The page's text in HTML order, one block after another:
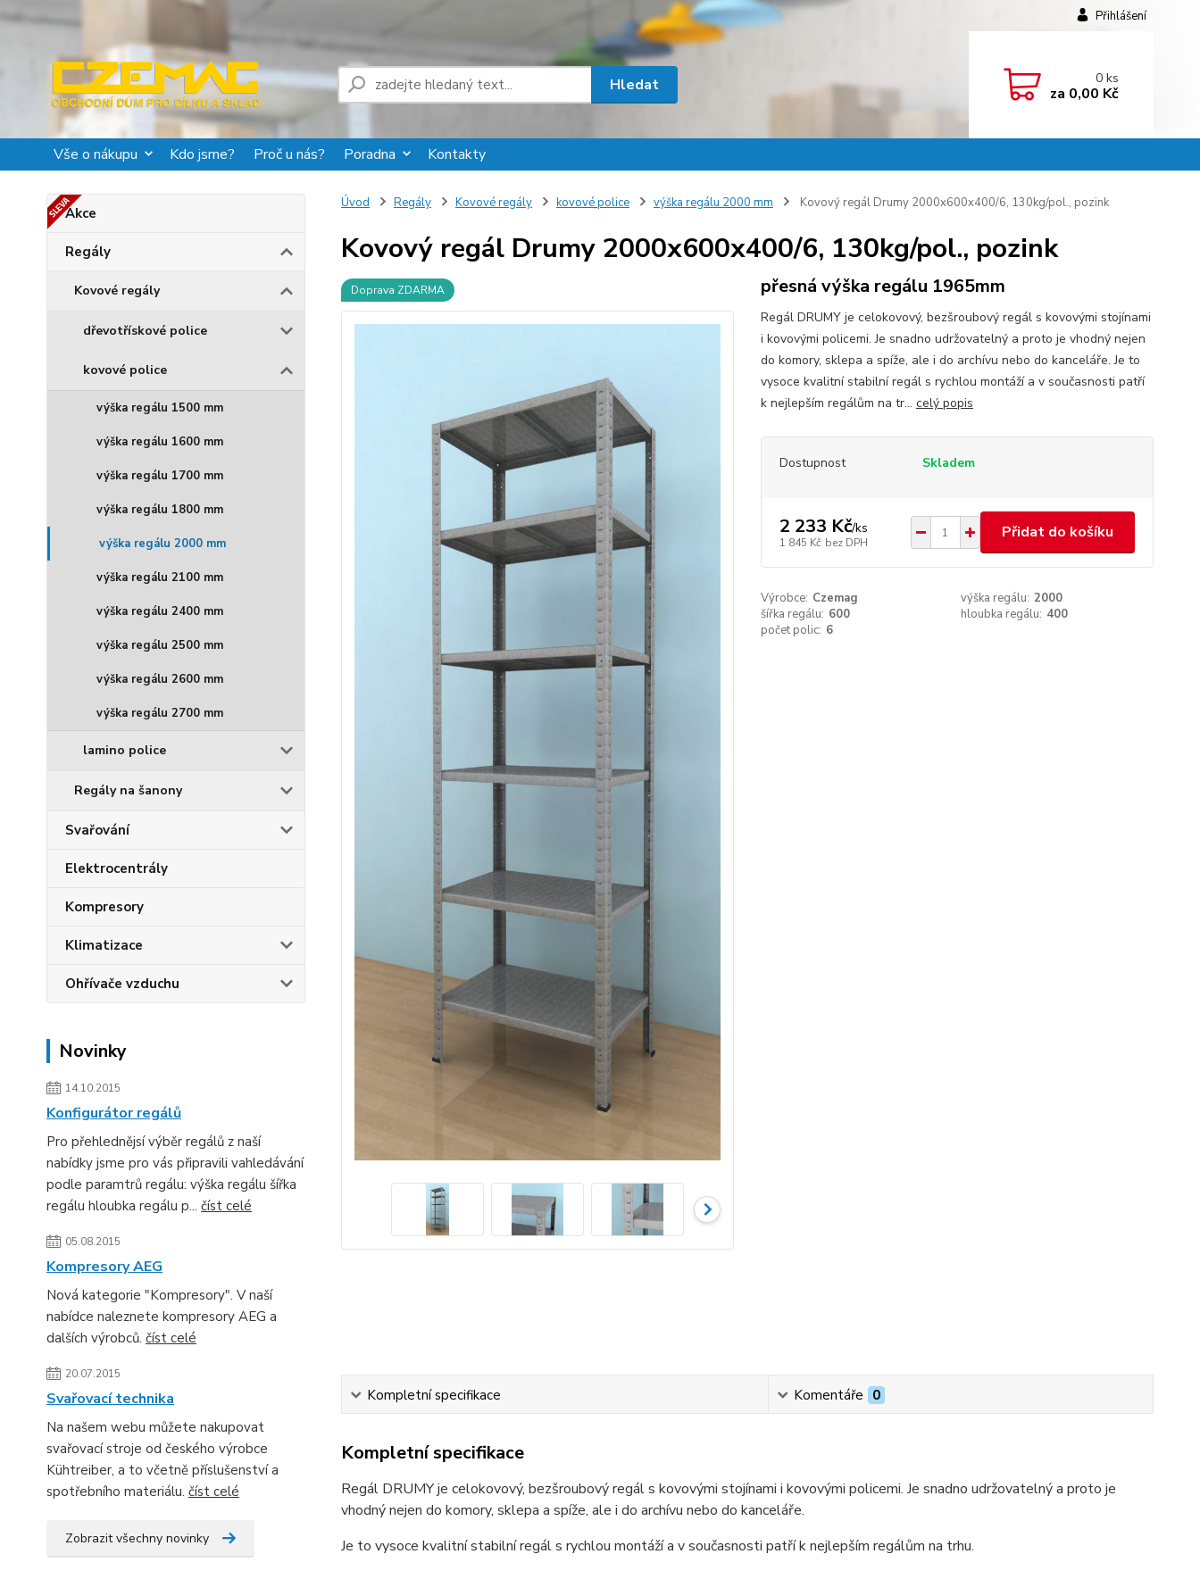
Vše o nákupu Kdo jsme? Proč u nás? Poradna Kontakty
Přihlášení
Hledat 0ks
za 0,00 Kč
Akce
Regály
Kovové regály
dřevotřískové police
kovové police
výška regálu 1500 mm
výška regálu 1600 mm
výška regálu 1700 mm
výška regálu 1800 mm
výška regálu 2000 mm
výška regálu 2100 mm
výška regálu 2400 mm
výška regálu 2500 mm
výška regálu 2600 mm
výška regálu 2700 mm
lamino police
Regály na šanony
Svařování
Elektrocentrály
Kompresory
Klimatizace
Ohřívače vzduchu
Novinky
14.10.2015
Konfigurátor regálů
Pro přehlednějsí výběr regálů z naší
nabídky jsme pro vás připravili vahledávání
podle paramtrů regálu: výška regálu šířka
regálu hloubka regálu p... číst celé
05.08.2015
Kompresory AEG
Nová kategorie "Kompresory". V naší
nabídce naleznete kompresory AEG a
dalších výrobců. číst celé
20.07.2015
Svařovací technika
Na našem webu můžete nakupovat
svařovací stroje od českého výrobce
Kühtreiber, a to včetně příslušenství a
spotřebního materiálu. číst celé
Zobrazit všechny novinky
Úvod Regály Kovové regály kovové police výška regálu 2000 mm Kovový regál Drumy 2000x600x400/6, 130kg/pol., pozink
Kovový regál Drumy 2000x600x400/6, 130kg/pol., pozink
Doprava ZDARMA přesná výška regálu 1965mm
Regál DRUMY je celokovový, bezšroubový regál s kovovými stojínami
i kovovými policemi. Je snadno udržovatelný a proto je vhodný nejen
do komory, sklepa a spíže, ale i do archívu nebo do kanceláře. Je to
vysoce kvalitní stabilní regál s rychlou montáží a v současnosti patří
k nejlepším regálům na tr... celý popis
Dostupnost Skladem
2 233 Kč/ks
1 845 Kč bez DPH
Přidat do košíku
Výrobce: Czemag výška regálu: 2000
šířka regálu: 600 hloubka regálu: 400
počet polic: 6
Kompletní specifikace Komentáře 0
Kompletní specifikace
Regál DRUMY je celokovový, bezšroubový regál s kovovými stojínami i kovovými policemi. Je snadno udržovatelný a proto je
vhodný nejen do komory, sklepa a spíže, ale i do archívu nebo do kanceláře.
Je to vysoce kvalitní stabilní regál s rychlou montáží a v současnosti patří k nejlepším regálům na trhu.